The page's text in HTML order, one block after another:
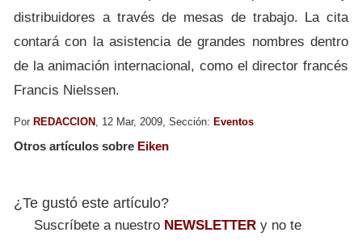
distribuidores a través de mesas de trabajo. La cita
contará con la asistencia de grandes nombres dentro
de la animación internacional, como el director francés
Francis Nielssen.
Por REDACCION , 12 Mar, 2009, Sección: Eventos
Otros artículos sobre Eiken
¿Te gustó este artículo?
Suscríbete a nuestro NEWSLETTER y no te